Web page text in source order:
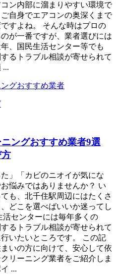
ン内部に溜まりやすい環境で
自身でエアコンの奥深くまで
すよね。 そんな時はプロの
が一番ですが、業者選びには
、国民生活センター等でも
るトラブル相談が寄せられて
...
ングおすすめ業者9選
方
」「カビのニオイが気にな
悩みではありませんか？ い
も、北千住駅周辺にはたくさ
どこを選べばいいか迷ってし
活センターには毎年多くの
るトラブル相談が寄せられて
いたいところです。 この記
いの方に向けて、安心して依
リーニング業者をご紹介しま
...